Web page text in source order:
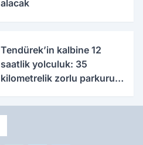
alacak
Tendürek’in kalbine 12
saatlik yolculuk: 35
kilometrelik zorlu parkuru